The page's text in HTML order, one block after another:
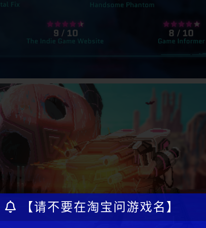
【请不要在淘宝问游戏名】